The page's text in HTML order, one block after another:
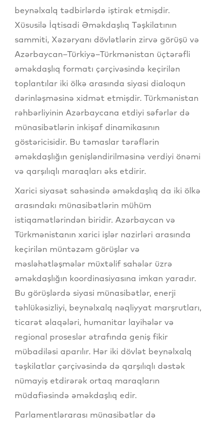
beynəlxalq tədbirlərdə iştirak etmişdir.
Xüsusilə İqtisadi Əməkdaşlıq Təşkilatının
sammiti, Xəzəryanı dövlətlərin zirvə görüşü və
Azərbaycan–Türkiyə–Türkmənistan üçtərəfli
əməkdaşlıq formatı çərçivəsində keçirilən
toplantılar iki ölkə arasında siyasi dialoqun
dərinləşməsinə xidmət etmişdir. Türkmənistan
rəhbərliyinin Azərbaycana etdiyi səfərlər də
münasibətlərin inkişaf dinamikasının
göstəricisidir. Bu təmaslar tərəflərin
əməkdaşlığın genişləndirilməsinə verdiyi önəmi
və qarşılıqlı maraqları əks etdirir.
Xarici siyasət sahəsində əməkdaşlıq da iki ölkə
arasındakı münasibətlərin mühüm
istiqamətlərindən biridir. Azərbaycan və
Türkmənistanın xarici işlər nazirləri arasında
keçirilən müntəzəm görüşlər və
məsləhətləşmələr müxtəlif sahələr üzrə
əməkdaşlığın koordinasiyasına imkan yaradır.
Bu görüşlərdə siyasi münasibətlər, enerji
təhlükəsizliyi, beynəlxalq nəqliyyat marşrutları,
ticarət əlaqələri, humanitar layihələr və
regional proseslər ətrafında geniş fikir
mübadiləsi aparılır. Hər iki dövlət beynəlxalq
təşkilatlar çərçivəsində də qarşılıqlı dəstək
nümayiş etdirərək ortaq maraqların
müdafiəsində əməkdaşlıq edir.
Parlamentlərarası münasibətlər də